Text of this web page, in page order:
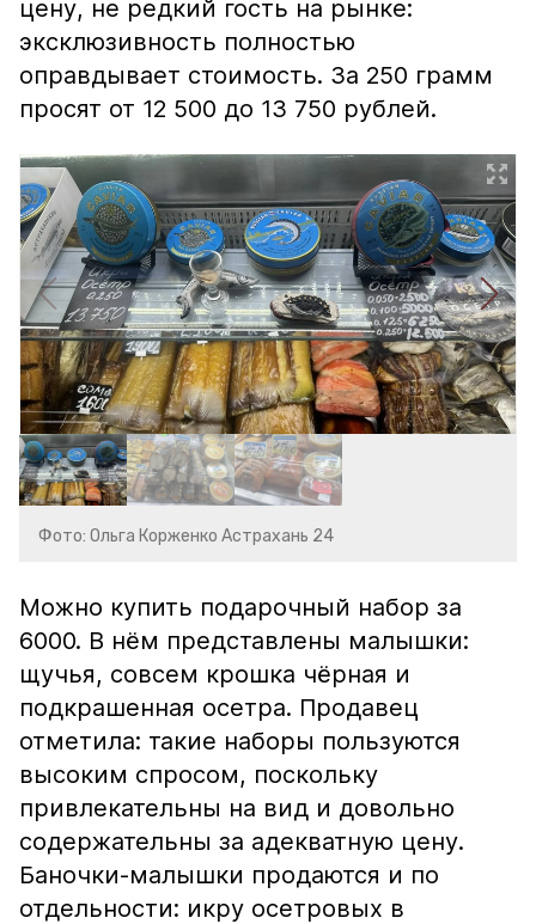
цену, не редкий гость на рынке:
эксклюзивность полностью
оправдывает стоимость. За 250 грамм
просят от 12 500 до 13 750 рублей.
Фото: Ольга Корженко Астрахань 24
Можно купить подарочный набор за
6000. В нём представлены малышки:
щучья, совсем крошка чёрная и
подкрашенная осетра. Продавец
отметила: такие наборы пользуются
высоким спросом, поскольку
привлекательны на вид и довольно
содержательны за адекватную цену.
Баночки-малышки продаются и по
отдельности: икру осетровых в